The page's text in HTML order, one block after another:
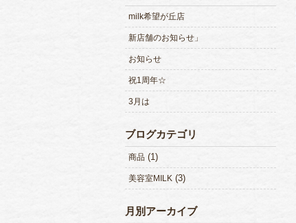
milk希望が丘店
新店舗のお知らせ」
お知らせ
祝1周年☆
3月は
ブログカテゴリ
商品 (1)
美容室MILK (3)
月別アーカイブ